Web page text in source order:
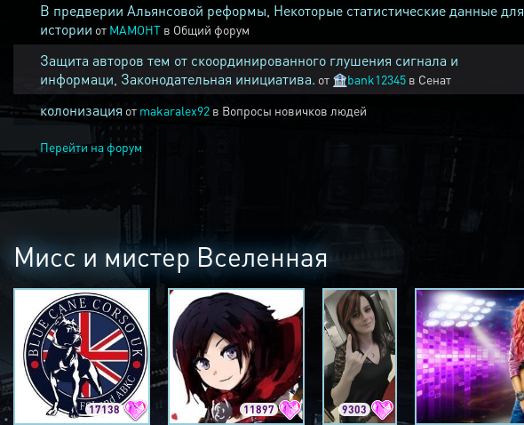
В предверии Альянсовой реформы, Некоторые статистические данные для
истории от MAMOHT в Общий форум
Защита авторов тем от скоординированного глушения сигнала и
информаци, Законодательная инициатива. от 🏦bank12345 в Сенат
колонизация от makaralex92 в Вопросы новичков людей
Перейти на форум
Мисс и мистер Вселенная
17138 11897 9303